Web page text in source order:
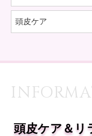
頭皮ケア
頭皮ケア＆リ